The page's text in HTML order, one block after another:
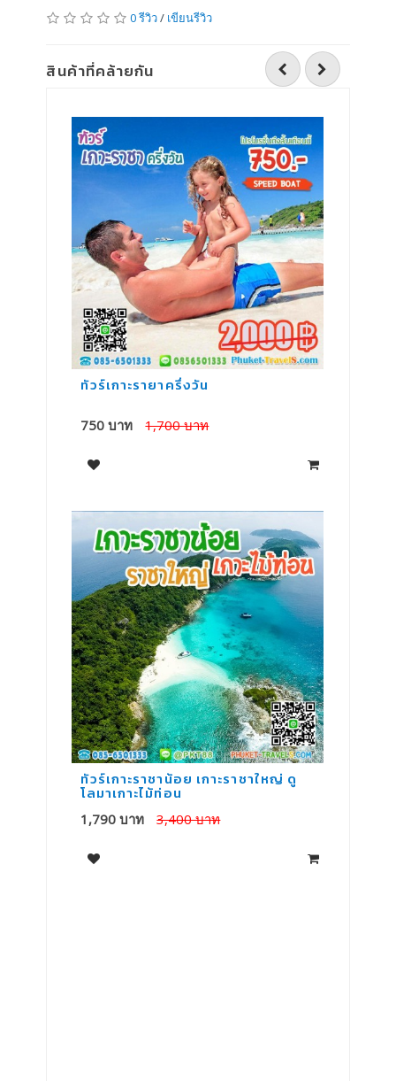
0 รีวิว/ เขียนรีวิว
สินค้าที่คล้ายกัน
ทัวร์เกาะรายาครึ่งวัน
750 บาท 1,700 บาท
ทัวร์เกาะราชาน้อย เกาะราชาใหญ่ ดู
โลมาเกาะไม้ท่อน
1,790 บาท 3,400 บาท